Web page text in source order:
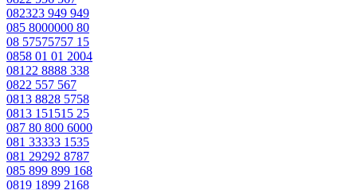
082323 949 949
085 8000000 80
08 57575757 15
0858 01 01 2004
08122 8888 338
0822 557 567
0813 8828 5758
0813 151515 25
087 80 800 6000
081 33333 1535
081 29292 8787
085 899 899 168
0819 1899 2168